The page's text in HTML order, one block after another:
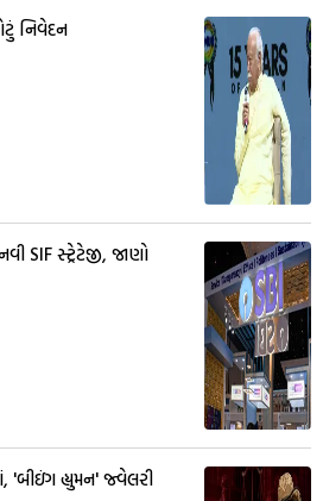
નિવેદન
SIF સ્ટ્રેટેજી, જાણો
'બીઇંગ હ્યુમન' જ્વેલરી